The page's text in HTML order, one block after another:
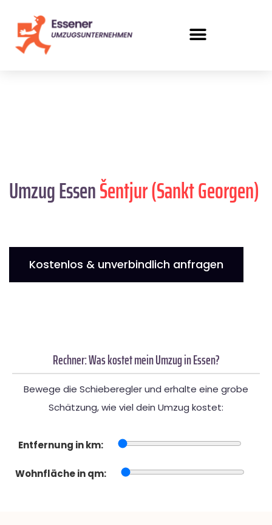
Umzug EssenŠentjur (Sankt Georgen)
Kostenlos & unverbindlich anfragen
Rechner: Was kostet mein Umzug in Essen?
Bewege die Schieberegler und erhalte eine grobe
Schätzung, wie viel dein Umzug kostet:
Entfernung in km:
Wohnfläche in qm: